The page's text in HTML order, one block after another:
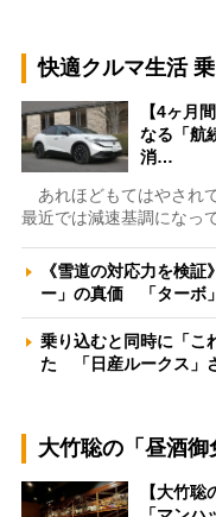
快適クルマ生活
【4ヶ月
なる「航
消…
あれほどもてはやされ
最近では減速基調になっ
《雪道の対応力を検
ー」の真価 「ターボ
乗り込むと同時に「こ
た 「日産ルークス」
大竹聡の「昼酒御
【大竹